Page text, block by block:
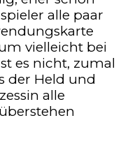
alle paar
vielleicht bei
es nicht, zumal
der Held und
alle